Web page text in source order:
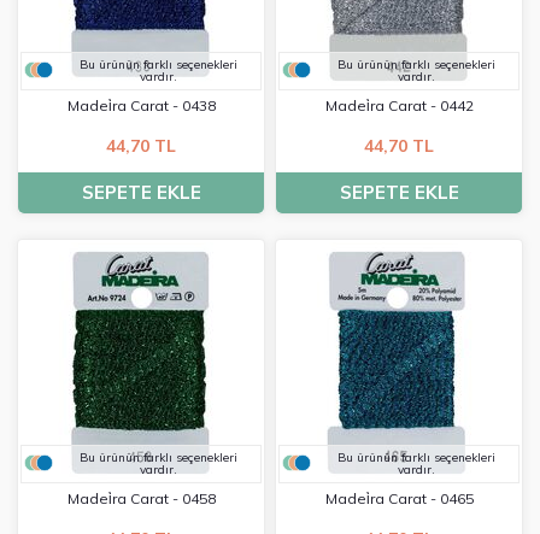
Bu ürünün farklı seçenekleri
vardır.
Madei̇ra Carat - 0438
44,70 TL
SEPETE EKLE
Bu ürünün farklı seçenekleri
vardır.
Madei̇ra Carat - 0442
44,70 TL
SEPETE EKLE
Bu ürünün farklı seçenekleri
vardır.
Madei̇ra Carat - 0458
Bu ürünün farklı seçenekleri
vardır.
Madei̇ra Carat - 0465